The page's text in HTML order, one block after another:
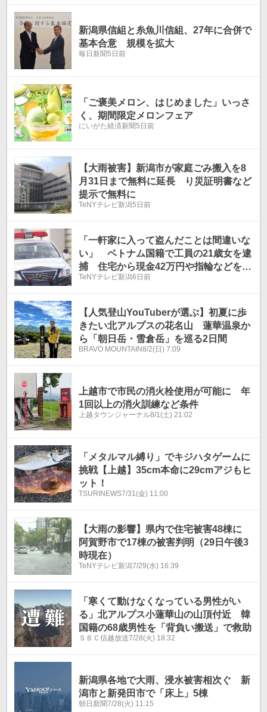
新潟県信組と糸魚川信組、27年に合併で
基本合意 規模を拡大
毎日新聞5日前
「ご褒美メロン、はじめました」いっさ
く、期間限定メロンフェア
にいがた経済新聞5日前
【大雨被害】新潟市が家庭ごみ搬入を8
月31日まで無料に延長 り災証明書など
提示で無料に
TeNYテレビ新潟5日前
「一軒家に入って盗んだことは間違いな
い」 ベトナム国籍で工員の21歳女を逮
捕 住宅から現金42万円や指輪などを盗
んだ疑い 空き家にも侵入し金品物色か
TeNYテレビ新潟6日前
【人気登山YouTuberが選ぶ】初夏に歩
きたい北アルプスの花名山 蓮華温泉か
ら「朝日岳・雪倉岳」を巡る2日間
BRAVO MOUNTAIN8/2(日) 7:09
上越市で市民の消火栓使用が可能に 年
1回以上の消火訓練など条件
上越タウンジャーナル8/1(土) 21:02
「メタルマル縛り」でキジハタゲームに
挑戦【上越】35cm本命に29cmアジもヒ
ット！
TSURINEWS7/31(金) 11:00
【大雨の影響】県内で住宅被害48棟に
阿賀野市で17棟の被害判明（29日午後3
時現在）
TeNYテレビ新潟7/29(水) 16:39
「寒くて動けなくなっている男性がい
る」北アルプス小蓮華山の山頂付近 韓
国籍の68歳男性を「背負い搬送」で救助
ＳＢＣ信越放送7/28(火) 18:32
新潟県各地で大雨、浸水被害相次ぐ 新
潟市と新発田市で「床上」5棟
朝日新聞7/28(火) 11:15